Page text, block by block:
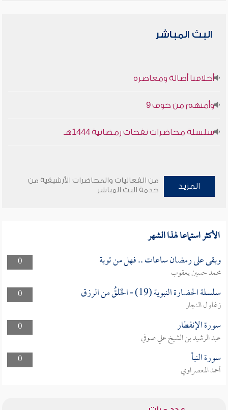
البث المباشر
أخلاقنا أصالة ومعاصرة
وأمنهم من خوف 9
سلسلة محاضرات نفحات رمضانية 1444هـ
المزيد
من الفعاليات والمحاضرات الأرشيفية من
خدمة البث المباشر
الأكثر استماعا لهذا الشهر
0 وبقى على رمضان ساعات .. فهل من توبة
محمد حسين يعقوب
0
سلسلة الحضارة النبوية (19) - الخَلقُ من الرزق
زغلول النجار
0
سورة الإنفطار
عبد الرشيد بن الشيخ علي صوفي
0
سورة النبأ
أحمد المعصراوي